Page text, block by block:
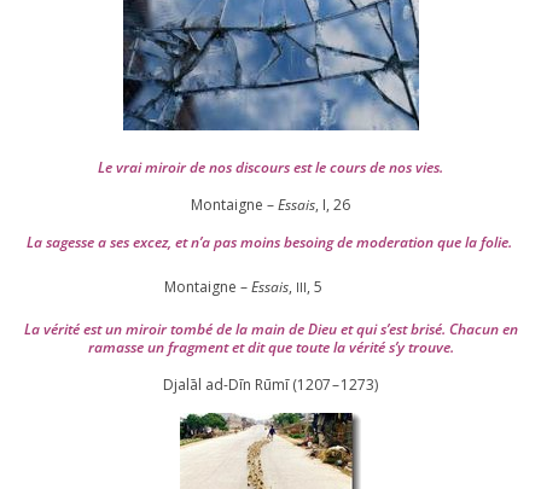
Le vrai miroir de nos dis­cours est le cours de nos vies.
Montaigne –Essais, I, 26
La sagesse a ses excez, et n’a pas moins besoing de mode­ra­tion que la folie.
Montaigne –Essais, III, 5
La véri­té est un miroir tom­bé de la main de Dieu et qui s’est bri­sé. Chacun en
ramasse un frag­ment et dit que toute la véri­té s’y trouve.
Djalāl ad-Dīn Rūmī (1207–1273)